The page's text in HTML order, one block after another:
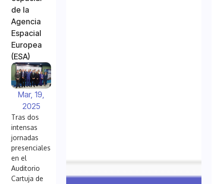
de la
Agencia
Espacial
Europea
(ESA)
Mar, 19,
2025
Tras dos
intensas
jornadas
presenciales
en el
Auditorio
Cartuja de